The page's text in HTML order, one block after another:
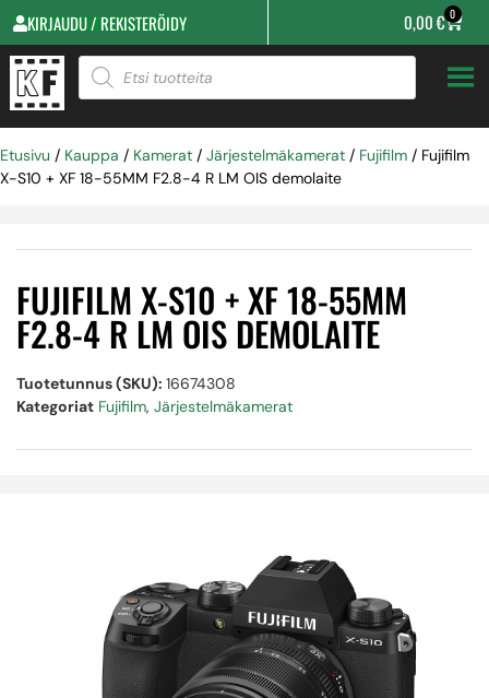
KIRJAUDU / REKISTERÖIDY 0,00€ 0
Etusivu / Kauppa / Kamerat / Järjestelmäkamerat / Fujifilm / Fujifilm
X-S10 + XF 18-55MM F2.8-4 R LM OIS demolaite
FUJIFILM X-S10 + XF 18-55MM
F2.8-4 R LM OIS DEMOLAITE
Tuotetunnus (SKU): 16674308
Kategoriat Fujifilm, Järjestelmäkamerat